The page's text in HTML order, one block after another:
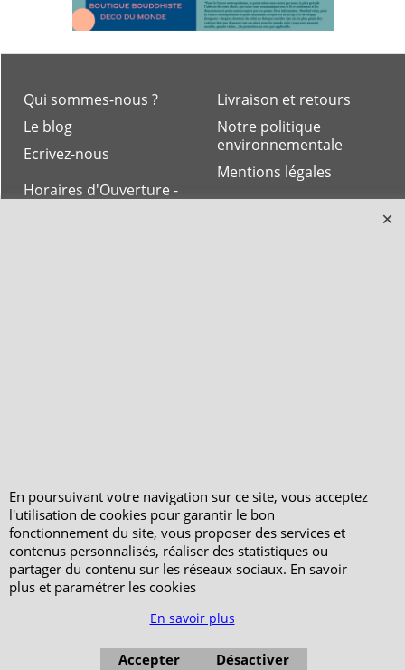
Livraison et retours
Notre politique
environnementale
Mentions légales
Qui sommes-nous ?
Le blog
Ecrivez-nous
Horaires d'Ouverture -
En poursuivant votre navigation sur ce site, vous acceptez
l'utilisation de cookies pour garantir le bon
fonctionnement du site, vous proposer des services et
contenus personnalisés, réaliser des statistiques ou
partager du contenu sur les réseaux sociaux. En savoir
plus et paramétrer les cookies
En savoir plus
Accepter Désactiver